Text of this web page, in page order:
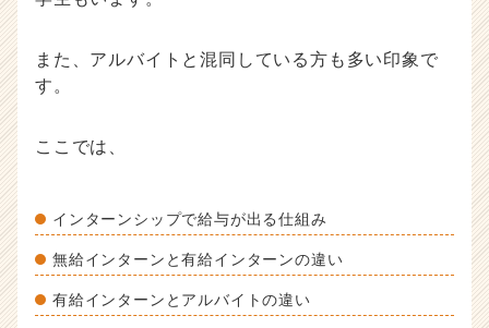
a
また、アルバイトと混同している方も多い印象で
す。
ここでは、
インターンシップで給与が出る仕組み
無給インターンと有給インターンの違い
有給インターンとアルバイトの違い